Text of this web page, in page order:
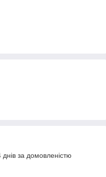
за домовленістю